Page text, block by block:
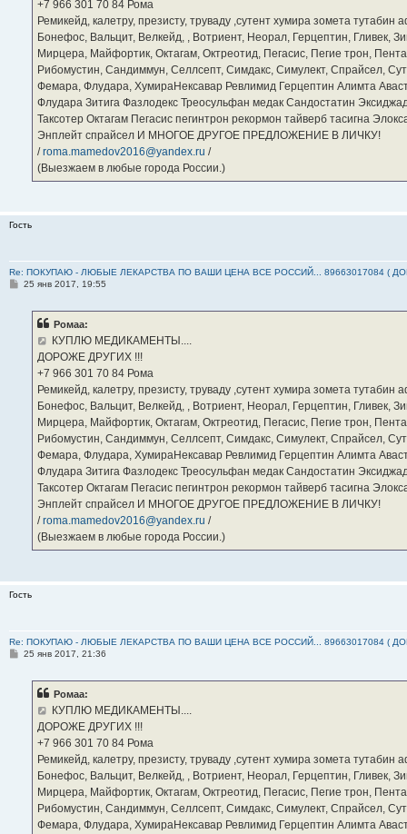
‪+7 966 301 70 84‬ Рома
Ремикейд, калетру, презисту, труваду ,сутент хумира зомета
Бонефос, Вальцит, Велкейд, , Вотриент, Неорал, Герцептин, Гливек,
Мирцера, Майфортик, Октагам, Октреотид, Пегасис, Пегие трон,
Рибомустин, Сандиммун, Селлсепт, Симдакс, Симулект, Спрайсел,
Фемара, Флудара, ХумираНексавар Ревлимид Герцептин Алимта
Флудара Зитига Фазлодекс Треосульфан медак Сандостатин
Таксотер Октагам Пегасис пегинтрон рекормон тайверб тасигна
Энплейт спрайсел И МНОГОЕ ДРУГОЕ ПРЕДЛОЖЕНИЕ В ЛИЧКУ!
/roma.mamedov2016@yandex.ru /
(Выезжаем в любые города России.)
Гость
Re: ПОКУПАЮ - ЛЮБЫЕ ЛЕКАРСТВА ПО ВАШИ ЦЕНА ВСЕ РОССИЙ... 89663017084 (
С25 янв 2017, 19:55
Ромаа:
КУПЛЮ МЕДИКАМЕНТЫ....
ДОРОЖЕ ДРУГИХ !!!
‪+7 966 301 70 84‬ Рома
Ремикейд, калетру, презисту, труваду ,сутент хумира зомета
Бонефос, Вальцит, Велкейд, , Вотриент, Неорал, Герцептин, Гливек,
Мирцера, Майфортик, Октагам, Октреотид, Пегасис, Пегие трон,
Рибомустин, Сандиммун, Селлсепт, Симдакс, Симулект, Спрайсел,
Фемара, Флудара, ХумираНексавар Ревлимид Герцептин Алимта
Флудара Зитига Фазлодекс Треосульфан медак Сандостатин
Таксотер Октагам Пегасис пегинтрон рекормон тайверб тасигна
Энплейт спрайсел И МНОГОЕ ДРУГОЕ ПРЕДЛОЖЕНИЕ В ЛИЧКУ!
/roma.mamedov2016@yandex.ru /
(Выезжаем в любые города России.)
Гость
Re: ПОКУПАЮ - ЛЮБЫЕ ЛЕКАРСТВА ПО ВАШИ ЦЕНА ВСЕ РОССИЙ... 89663017084 (
С25 янв 2017, 21:36
Ромаа:
КУПЛЮ МЕДИКАМЕНТЫ....
ДОРОЖЕ ДРУГИХ !!!
‪+7 966 301 70 84‬ Рома
Ремикейд, калетру, презисту, труваду ,сутент хумира зомета
Бонефос, Вальцит, Велкейд, , Вотриент, Неорал, Герцептин, Гливек,
Мирцера, Майфортик, Октагам, Октреотид, Пегасис, Пегие трон,
Рибомустин, Сандиммун, Селлсепт, Симдакс, Симулект, Спрайсел,
Фемара, Флудара, ХумираНексавар Ревлимид Герцептин Алимта